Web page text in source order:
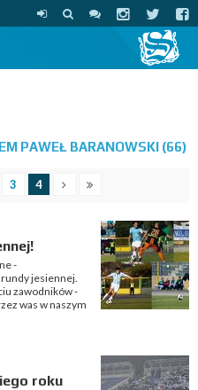
PAWEŁ BARANOWSKI (66)
3 4
-
rundy jesiennej.
zawodników -
was w naszym
roku